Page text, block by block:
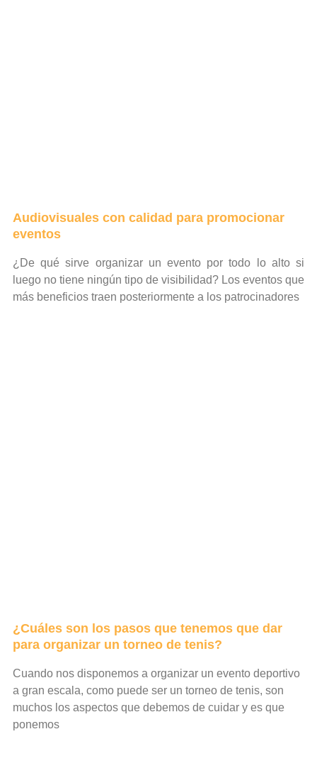
Audiovisuales con calidad para promocionar
eventos
¿De qué sirve organizar un evento por todo lo alto si
luego no tiene ningún tipo de visibilidad? Los eventos que
más beneficios traen posteriormente a los patrocinadores
¿Cuáles son los pasos que tenemos que dar
para organizar un torneo de tenis?
Cuando nos disponemos a organizar un evento deportivo
a gran escala, como puede ser un torneo de tenis, son
muchos los aspectos que debemos de cuidar y es que
ponemos